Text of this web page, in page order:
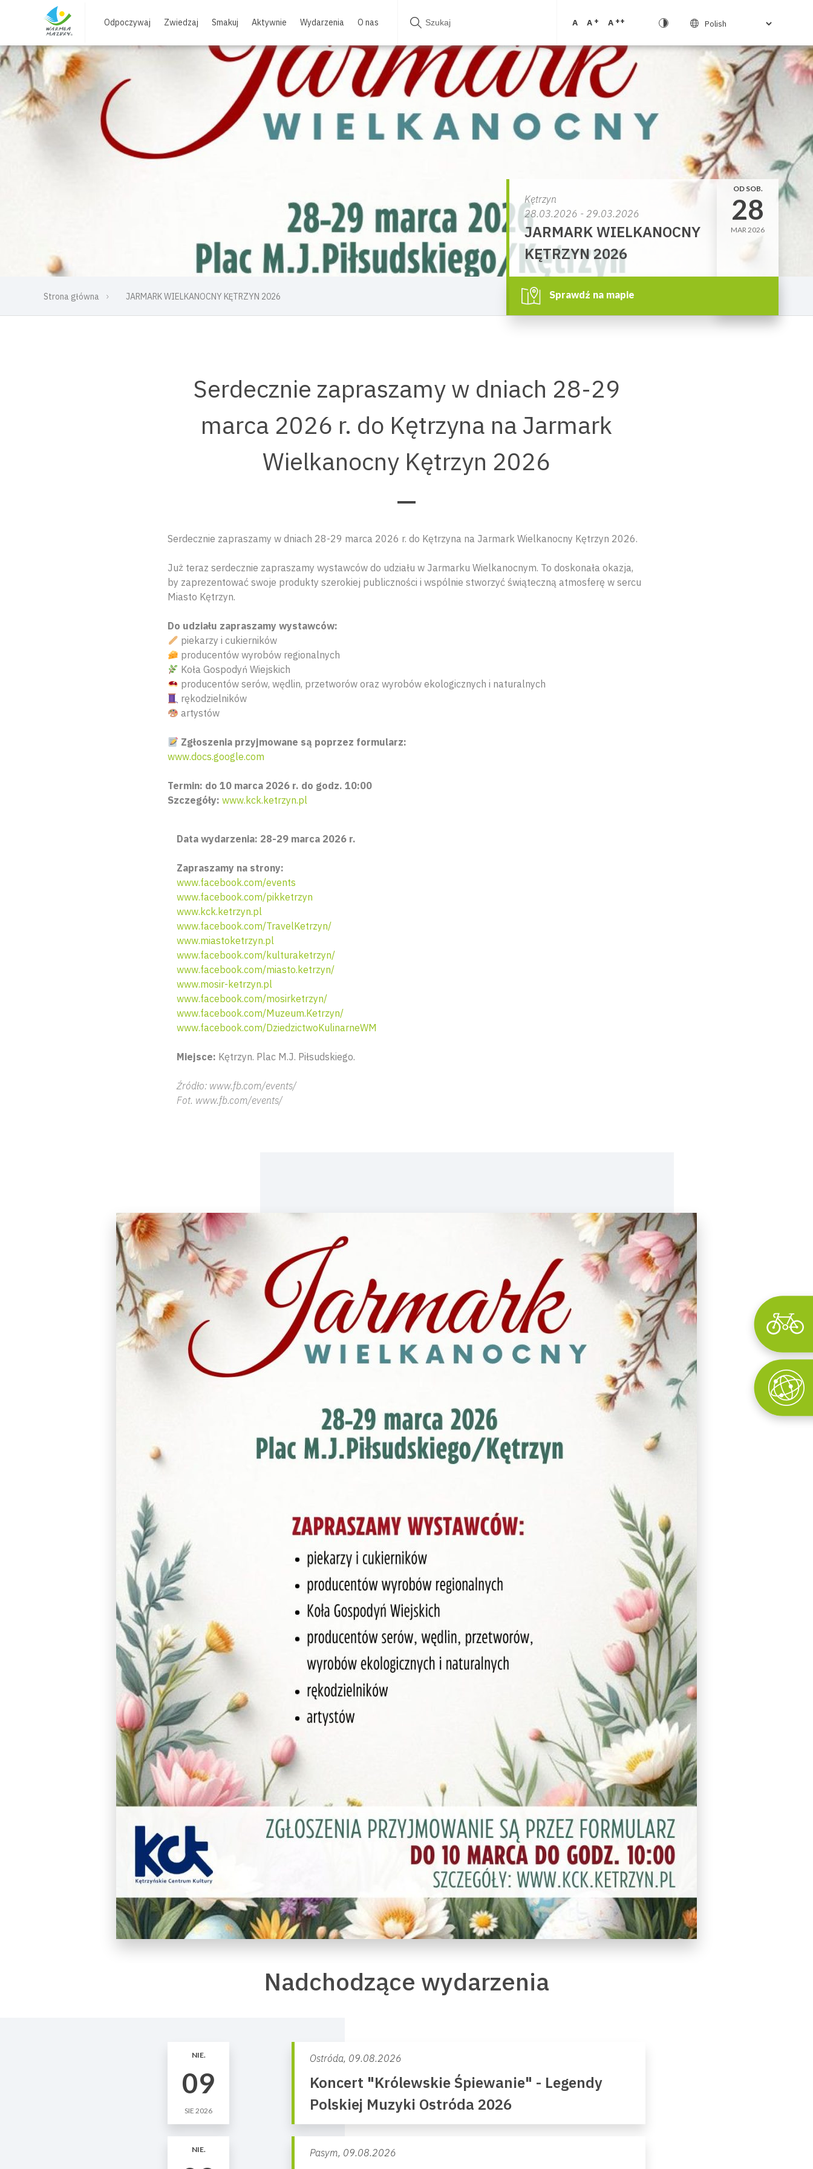
Odpoczywaj Zwiedzaj Smakuj Aktywnie Wydarzenia O nas A A + A ++
Strona główna JARMARK WIELKANOCNY KĘTRZYN 2026
Kętrzyn
28.03.2026 - 29.03.2026
JARMARK WIELKANOCNY
KĘTRZYN 2026
OD SOB.
28
MAR 2026
Sprawdź na mapie
Serdecznie zapraszamy w dniach 28-29
marca 2026 r. do Kętrzyna na Jarmark
Wielkanocny Kętrzyn 2026
Serdecznie zapraszamy w dniach 28-29 marca 2026 r. do Kętrzyna na Jarmark Wielkanocny Kętrzyn 2026.
Już teraz serdecznie zapraszamy wystawców do udziału w Jarmarku Wielkanocnym. To doskonała okazja,
by zaprezentować swoje produkty szerokiej publiczności i wspólnie stworzyć świąteczną atmosferę w sercu
Miasto Kętrzyn.
Do udziału zapraszamy wystawców:
piekarzy i cukierników
producentów wyrobów regionalnych
Koła Gospodyń Wiejskich
producentów serów, wędlin, przetworów oraz wyrobów ekologicznych i naturalnych
rękodzielników
artystów
Zgłoszenia przyjmowane są poprzez formularz:
www.docs.google.com
Termin: do 10 marca 2026 r. do godz. 10:00
Szczegóły: www.kck.ketrzyn.pl
Data wydarzenia: 28-29 marca 2026 r.
Zapraszamy na strony:
www.facebook.com/events
www.facebook.com/pikketrzyn
www.kck.ketrzyn.pl
www.facebook.com/TravelKetrzyn/
www.miastoketrzyn.pl
www.facebook.com/kulturaketrzyn/
www.facebook.com/miasto.ketrzyn/
www.mosir-ketrzyn.pl
www.facebook.com/mosirketrzyn/
www.facebook.com/Muzeum.Ketrzyn/
www.facebook.com/DziedzictwoKulinarneWM
Miejsce: Kętrzyn. Plac M.J. Piłsudskiego.
Źródło: www.fb.com/events/
Fot. www.fb.com/events/
Nadchodzące wydarzenia
NIE.
09
SIE 2026
Ostróda, 09.08.2026
Koncert "Królewskie Śpiewanie" - Legendy
Polskiej Muzyki Ostróda 2026
NIE. Pasym, 09.08.2026
Wyszukaj